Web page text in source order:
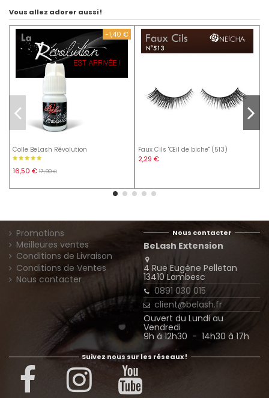
Vous allez adorer aussi !
-1,40 €
Colle BeLash Révolution
16,50 € 17,90 €
Faux Cils "Œil de biche" (513)
2,29 €
Promotions
Meilleures ventes
Conditions de Livraison
Conditions de Ventes
Nous contacter
Nous contacter
BeLash Extension
4 Rue Eugène Pelletan
13410 Lambesc
0891 030 015
client@belash.fr
Ouvert du Lundi au
Vendredi
9h à 12h30 - 14h30 à 17h
Suivez nous sur les réseaux !